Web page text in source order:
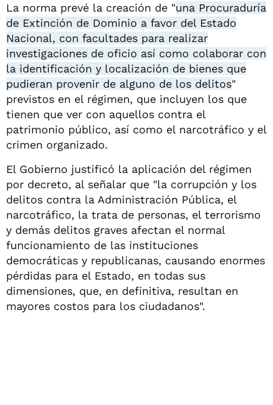
La norma prevé la creación de "una Procuraduría
de Extinción de Dominio a favor del Estado
Nacional, con facultades para realizar
investigaciones de oficio así como colaborar con
la identificación y localización de bienes que
pudieran provenir de alguno de los delitos"
previstos en el régimen, que incluyen los que
tienen que ver con aquellos contra el
patrimonio público, así como el narcotráfico y el
crimen organizado.
El Gobierno justificó la aplicación del régimen
por decreto, al señalar que "la corrupción y los
delitos contra la Administración Pública, el
narcotráfico, la trata de personas, el terrorismo
y demás delitos graves afectan el normal
funcionamiento de las instituciones
democráticas y republicanas, causando enormes
pérdidas para el Estado, en todas sus
dimensiones, que, en definitiva, resultan en
mayores costos para los ciudadanos".